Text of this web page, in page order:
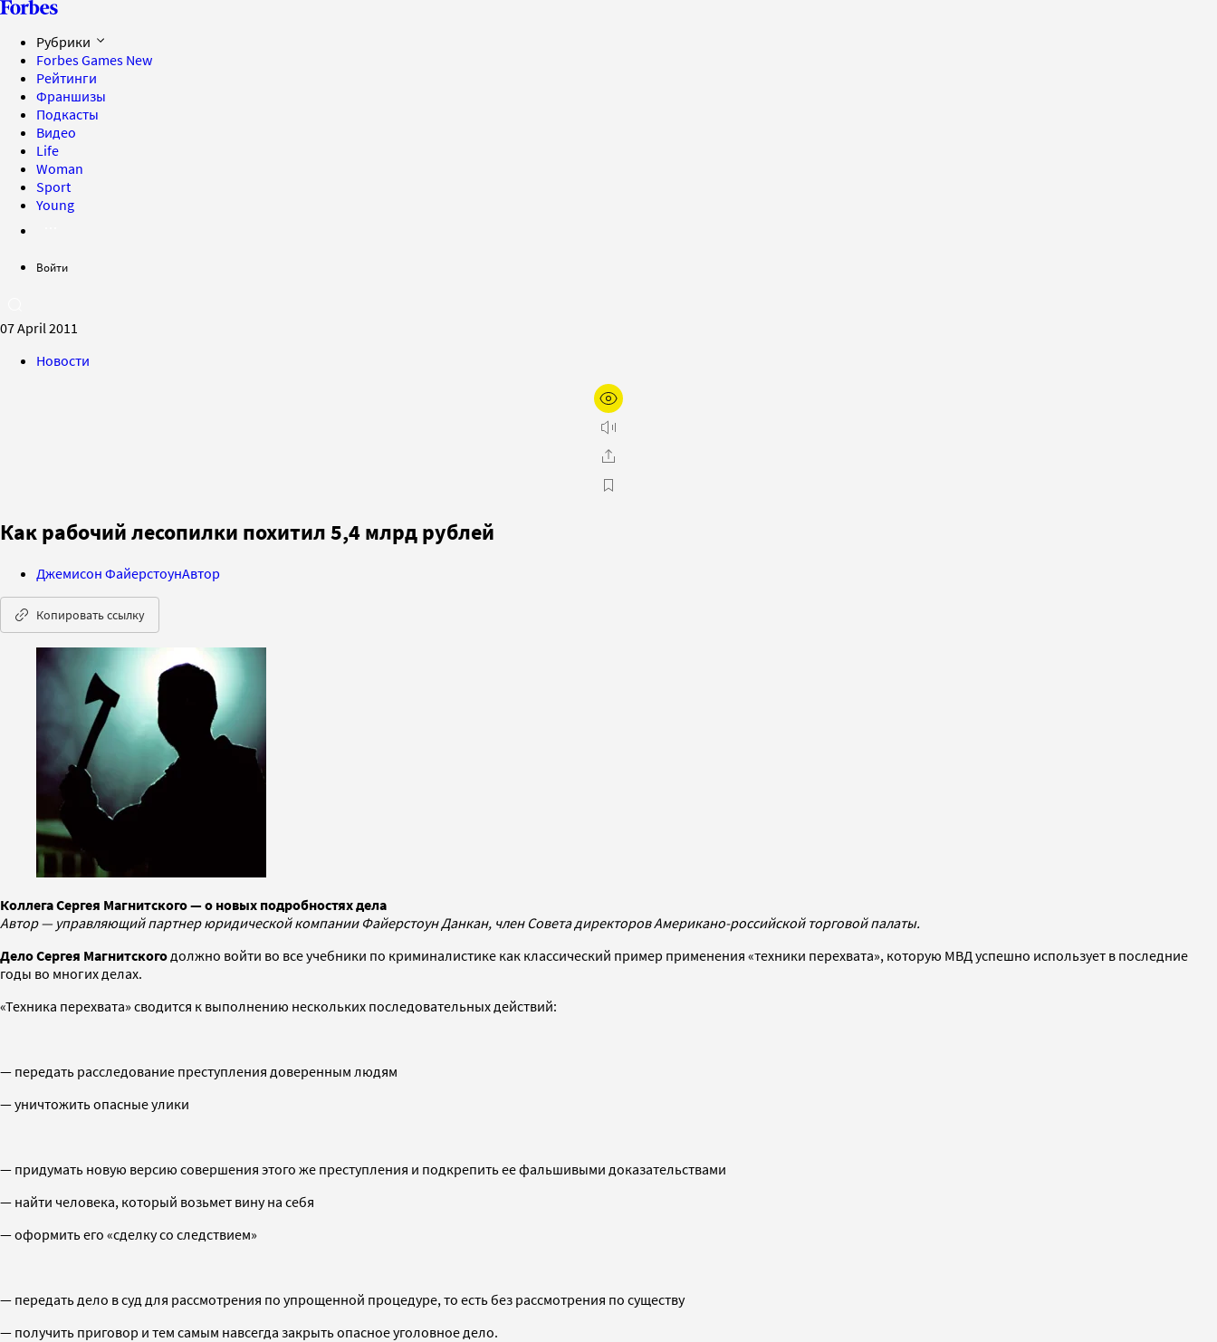
Рубрики
Forbes Games New
Рейтинги
Франшизы
Подкасты
Видео
Life
Woman
Sport
Young
Войти
07 April 2011
Новости
Как рабочий лесопилки похитил 5,4 млрд рублей
Джемисон ФайерстоунАвтор
Копировать ссылку
Коллега Сергея Магнитского — о новых подробностях дела
Автор — управляющий партнер юридической компании Файерстоун Данкан, член Совета директоров Американо-российской торговой палаты.
Дело Сергея Магнитского должно войти во все учебники по криминалистике как классический пример применения «техники перехвата», которую МВД успешно использует в последние
годы во многих делах.
«Техника перехвата» сводится к выполнению нескольких последовательных действий:
— передать расследование преступления доверенным людям
— уничтожить опасные улики
— придумать новую версию совершения этого же преступления и подкрепить ее фальшивыми доказательствами
— найти человека, который возьмет вину на себя
— оформить его «сделку со следствием»
— передать дело в суд для рассмотрения по упрощенной процедуре, то есть без рассмотрения по существу
— получить приговор и тем самым навсегда закрыть опасное уголовное дело.